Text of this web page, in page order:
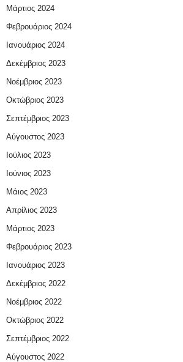
Μάρτιος 2024
Φεβρουάριος 2024
Ιανουάριος 2024
Δεκέμβριος 2023
Νοέμβριος 2023
Οκτώβριος 2023
Σεπτέμβριος 2023
Αύγουστος 2023
Ιούλιος 2023
Ιούνιος 2023
Μάιος 2023
Απρίλιος 2023
Μάρτιος 2023
Φεβρουάριος 2023
Ιανουάριος 2023
Δεκέμβριος 2022
Νοέμβριος 2022
Οκτώβριος 2022
Σεπτέμβριος 2022
Αύγουστος 2022